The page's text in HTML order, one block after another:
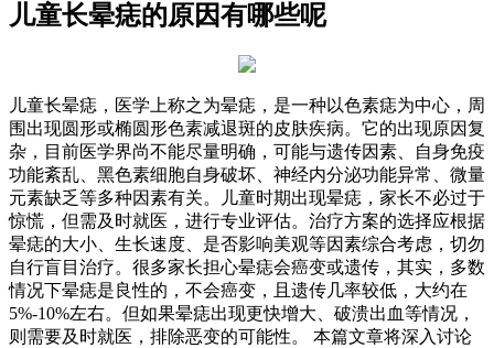
儿童长晕痣的原因有哪些呢
儿童长晕痣，医学上称之为晕痣，是一种以色素痣为中心，周
围出现圆形或椭圆形色素减退斑的皮肤疾病。它的出现原因复
杂，目前医学界尚不能尽量明确，可能与遗传因素、自身免疫
功能紊乱、黑色素细胞自身破坏、神经内分泌功能异常、微量
元素缺乏等多种因素有关。儿童时期出现晕痣，家长不必过于
惊慌，但需及时就医，进行专业评估。治疗方案的选择应根据
晕痣的大小、生长速度、是否影响美观等因素综合考虑，切勿
自行盲目治疗。很多家长担心晕痣会癌变或遗传，其实，多数
情况下晕痣是良性的，不会癌变，且遗传几率较低，大约在
5%-10%左右。但如果晕痣出现更快增大、破溃出血等情况，
则需要及时就医，排除恶变的可能性。 本篇文章将深入讨论